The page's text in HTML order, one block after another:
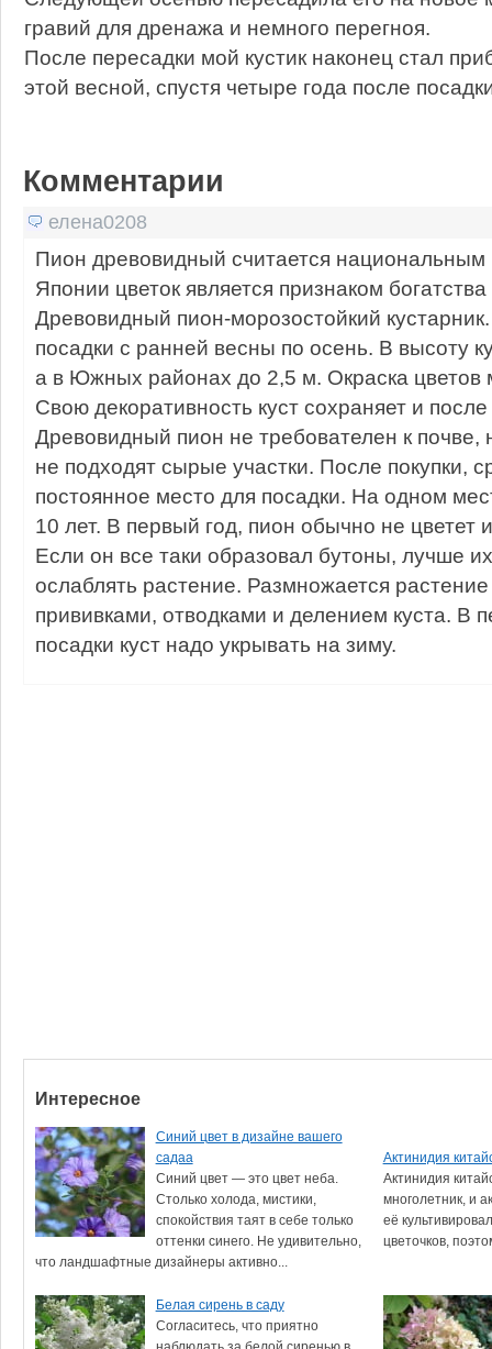
гравий для дренажа и немного перегноя.
После пересадки мой кустик наконец стал
этой весной, спустя четыре года после
Комментарии
елена0208
Пион древовидный считается национальным
Японии цветок является признаком
Древовидный пион-морозостойкий
посадки с ранней весны по осень. В высоту
а в Южных районах до 2,5 м. Окраска цветов
Свою декоративность куст сохраняет и
Древовидный пион не требователен к
не подходят сырые участки. После покупки,
постоянное место для посадки. На одном
10 лет. В первый год, пион обычно не цветет
Если он все таки образовал бутоны, лучше
ослаблять растение. Размножается
прививками, отводками и делением куста. В
посадки куст надо укрывать на зиму.
Интересное
Синий цвет в дизайне вашего
садаа
Синий цвет — это цвет неба.
Столько холода, мистики,
спокойствия таят в себе только
оттенки синего. Не удивительно,
что ландшафтные дизайнеры активно...
Актинидия
Актинидия
многолетник, и
её
цветочков,
Белая сирень в саду
Согласитесь, что приятно